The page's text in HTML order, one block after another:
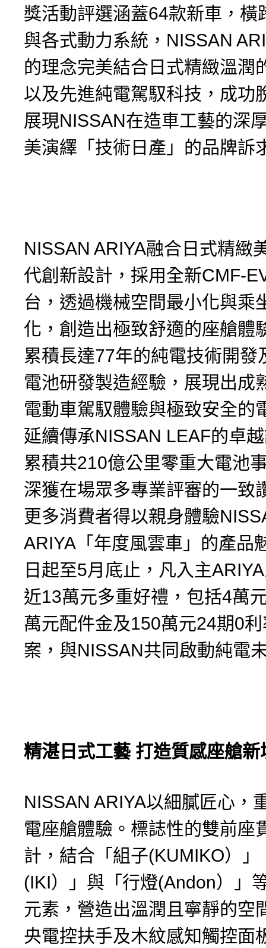
獎活動評選涵蓋64款新車，橫
與各式動力系統，NISSAN
的理念完美結合日式精緻溫潤
以及先進純電駕馭科技，成功
展現NISSAN在造車工藝的深
美演繹「技術日產」的品牌訴
NISSAN ARIYA融合日式精緻
代創新設計，採用全新CMF-
台，透過機械空間最小化與乘
化，創造出極致舒適的座艙體
累積長達77年的純電技術開發
電池研發製造經驗，展現出成
電動車駕馭體驗與極致安全的
延續傳承NISSAN LEAF的卓
累積共210億公里零重大電池
深獲在場眾多專業評審的一致
更多消費者得以親身體驗
ARIYA「年度風雲車」的產品
日起至5月底止，凡入主
近13萬元多重好禮，包括4萬
萬元配件金及150萬元24期0
案，與NISSAN共同啟動純電
精湛日式工藝 打造質感座艙新
NISSAN ARIYA以細膩匠心，
電座艙體驗。標誌性的雙前座
計，結合「組子(KUMIKO）」
(IKI）」與「行燈(Andon）」
元素，營造出溫潤且寧靜的空
央電控扶手及木紋感知觸控面